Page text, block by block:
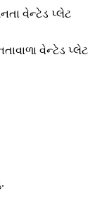
વેન્ટેડ પ્લેટ
વેન્ટેડ પ્લેટ